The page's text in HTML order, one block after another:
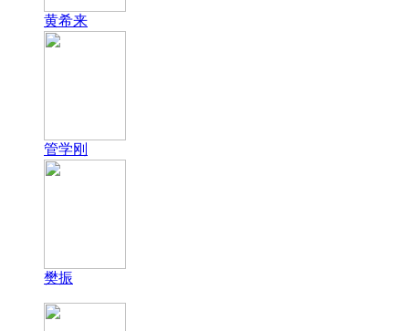
黄希来
管学刚
樊振